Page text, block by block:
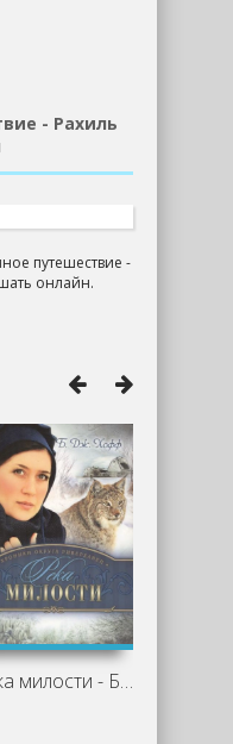
- Рахиль
путешествие -
онлайн.
Река милости - Бенджамен Хофф